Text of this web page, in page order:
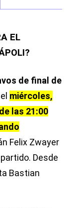
EL
de final de
miércoles,
las 21:00
Felix Zwayer
Desde
Bastian